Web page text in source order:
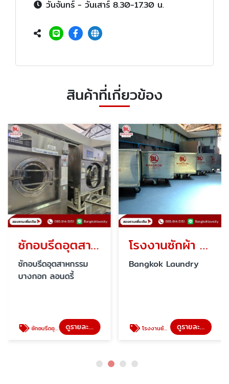
วันจันทร์ - วันเสาร์ 8.30-17.30 น.
สินค้าที่เกี่ยวข้อง
ซักอบรีดอุตสาหกรรม
ซักอบรีดอุตสาหกรรม
บางกอก ลอนดรี้
ซักอบรีดอุตสาหกรรม ดูรายละเอียด
โรงงานซักผ้า นนทบุรี
Bangkok Laundry
โรงงานซักผ้า นนทบุรี ดูรายละเอียด